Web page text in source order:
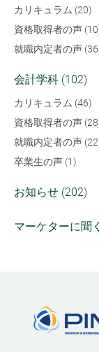
カリキュラム (20)
資格取得者の声
就職内定者の声
会計学科 (102)
カリキュラム (46)
資格取得者の声
就職内定者の声
卒業生の声 (1)
お知らせ (202)
マーケターに聞